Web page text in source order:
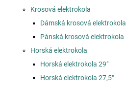
Krosová elektrokola
Dámská krosová elektrokola
Pánská krosová elektrokola
Horská elektrokola
Horská elektrokola 29"
Horská elektrokola 27,5"